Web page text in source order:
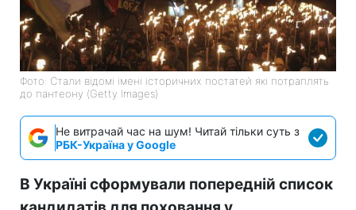
Фото: Стали відомі імені історичних постатей які потраплять
до пантеону (Getty Images)
Не витрачай час на шум! Читай тільки суть з
РБК-Україна у Google
В Україні сформували попередній список